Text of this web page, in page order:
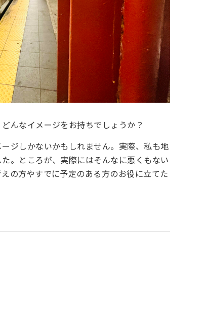
んなイメージをお持ちでしょうか？
ジしかないかもしれません。実際、私も地
。ところが、実際にはそんなに悪くもない
の方やすでに予定のある方のお役に立てた